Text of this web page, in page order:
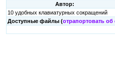
Автор:
10 удобных клавиатурных сокращений
Доступные файлы (отрапортовать